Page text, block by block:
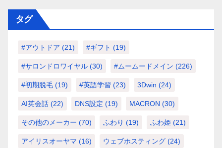
タグ
#アウトドア (21) #ギフト (19)
#サロンドロワイヤル (30) #ムームードメイン (226)
#初期脱毛 (19) #英語学習 (23) 3Dwin (24)
AI英会話 (22) DNS設定 (19) MACRON (30)
その他のメーカー (70) ふわり (19) ふわ姫 (21)
アイリスオーヤマ (16) ウェブホスティング (24)